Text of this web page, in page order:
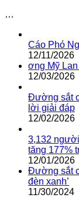
…
Cáo Phó
12/11/2026
ơng Mỹ
12/03/2026
Đường sắt
lời giải đáp
12/02/2026
3,132
tăng 177%
12/01/2026
Đường sắt
đèn xanh’
11/30/2024